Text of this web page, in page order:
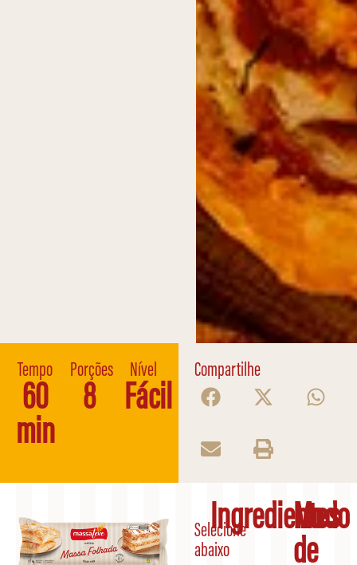
Compartilhe
Tempo
60
min
Porções
8
Nível
Fácil
Ingredientes
Selecione
abaixo
Modo
de